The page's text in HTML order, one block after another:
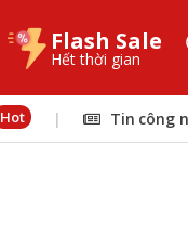
Flash Sale
Hết thời gian
Hot | Tin công